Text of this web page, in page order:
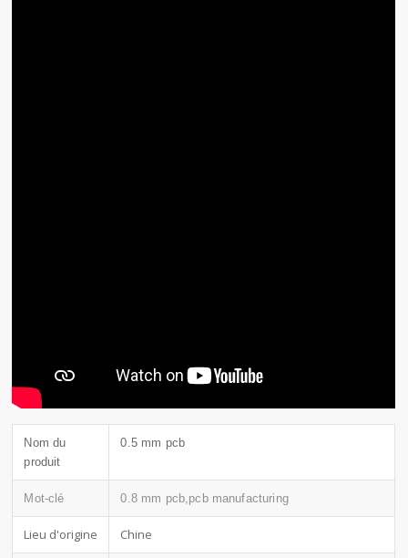
Nom du
produit
0.5 mm pcb
Mot-clé 0.8 mm pcb,pcb manufacturing
Lieu d'origine Chine